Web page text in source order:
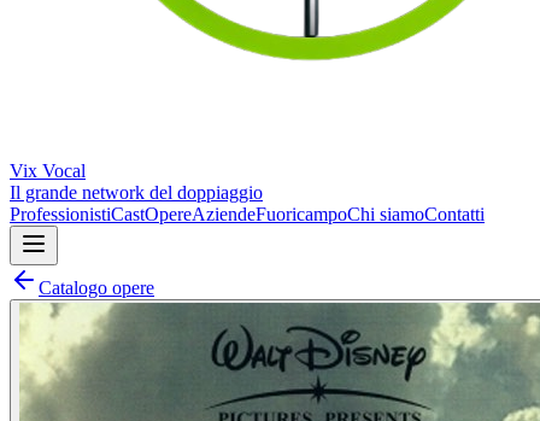
Vix Vocal
Il grande network del doppiaggio
ProfessionistiCastOpereAziendeFuoricampoChi siamoContatti
Catalogo opere